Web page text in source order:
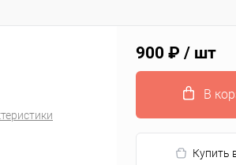
900 ₽ / шт
В
Купить